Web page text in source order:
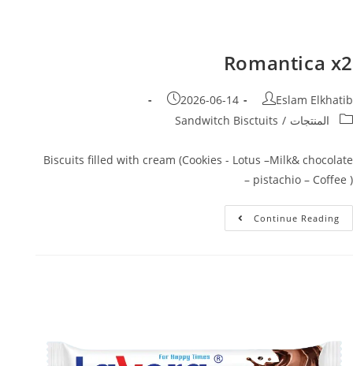
Romantica x2
Eslam Elkhatib
2026-06-14
المنتجات /
Sandwitch Bisctuits
Biscuits filled with cream (Cookies - Lotus –Milk& chocolate
– pistachio – Coffee )
Continue Reading